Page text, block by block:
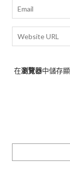
在瀏覽器中儲存